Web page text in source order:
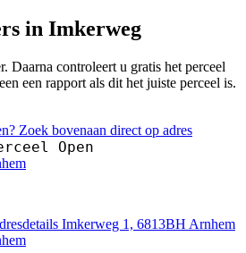
in Imkerweg
Daarna controleert u gratis het perceel
een rapport als dit het juiste perceel is.
Zoek bovenaan direct op adres
Open
Imkerweg 1, 6813BH Arnhem